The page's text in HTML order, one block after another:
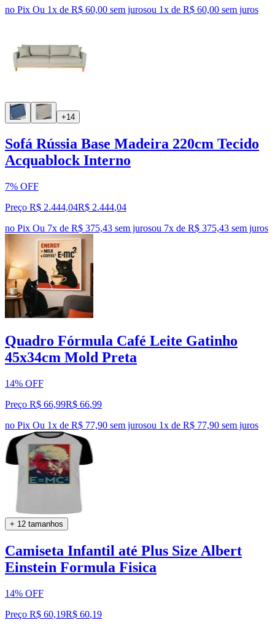
no Pix Ou 1x de R$ 60,00 sem jurosou 1x de R$ 60,00 sem juros
+14
Sofá Rússia Base Madeira 220cm Tecido
Acquablock Interno
7% OFF
Preço R$ 2.444,04R$ 2.444,04
no Pix Ou 7x de R$ 375,43 sem jurosou 7x de R$ 375,43 sem juros
Quadro Fórmula Café Leite Gatinho
45x34cm Mold Preta
14% OFF
Preço R$ 66,99R$ 66,99
no Pix Ou 1x de R$ 77,90 sem jurosou 1x de R$ 77,90 sem juros
+ 12 tamanhos
Camiseta Infantil até Plus Size Albert
Einstein Formula Fisica
14% OFF
Preço R$ 60,19R$ 60,19